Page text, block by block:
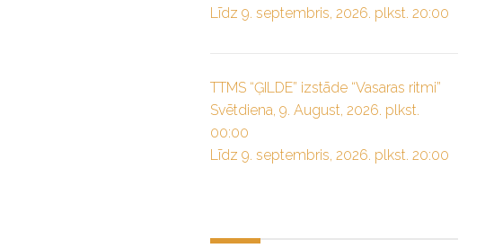
Līdz 9. septembris, 2026. plkst. 20:00
TTMS “ĢILDE” izstāde “Vasaras ritmi”
Svētdiena, 9. August, 2026. plkst.
00:00
Līdz 9. septembris, 2026. plkst. 20:00